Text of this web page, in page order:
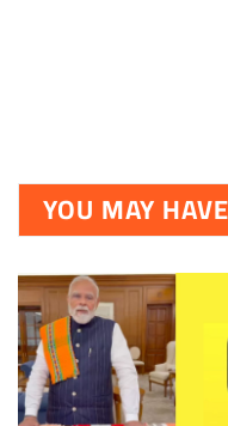
YOU MAY